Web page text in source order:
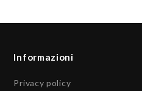
Informazioni
Privacy policy